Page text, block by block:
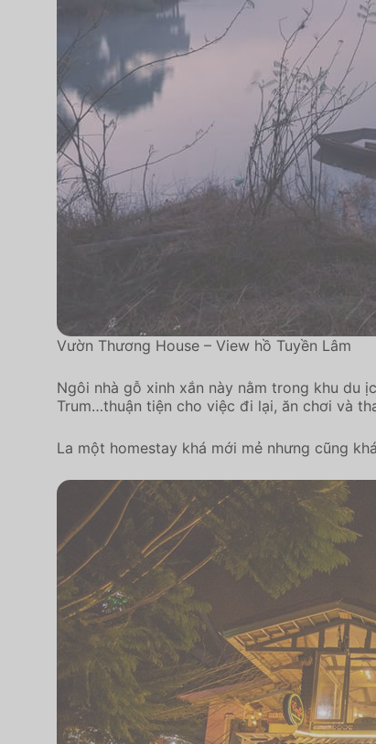
Vườn Thương House – View hồ Tuyền Lâm
Ngôi nhà gỗ xinh xắn này nằm trong khu du
Trum…thuận tiện cho việc đi lại, ăn chơi và
La một homestay khá mới mẻ nhưng cũng